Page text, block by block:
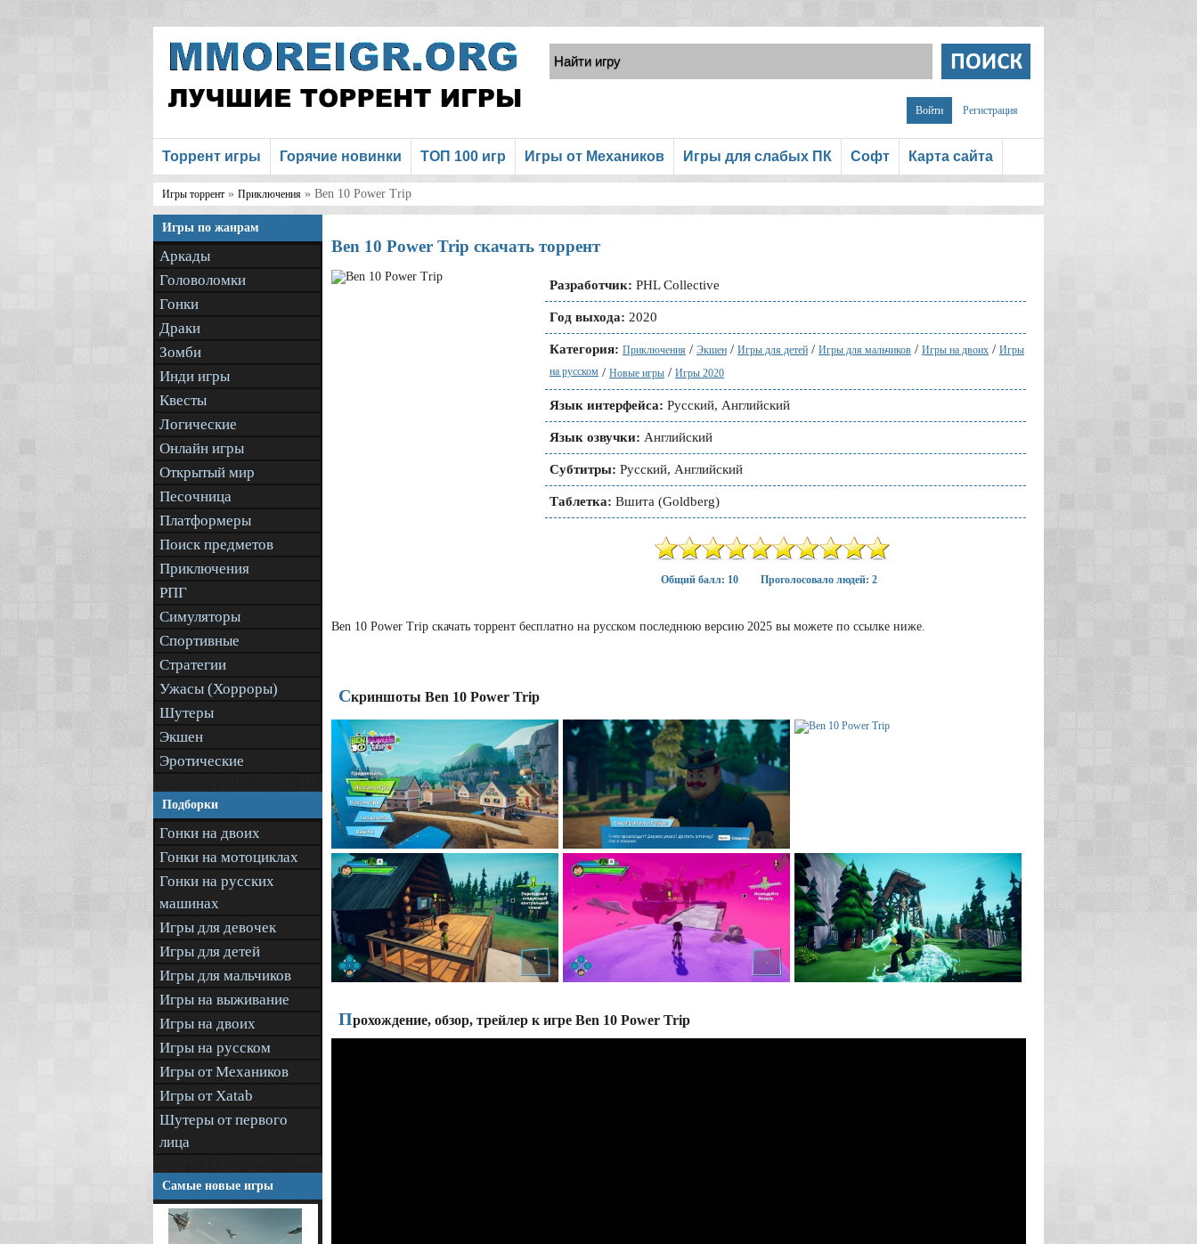
Войти Регистрация
Торрент игры Горячие новинки ТОП 100 игр Игры от Механиков Игры для слабых ПК Софт Карта сайта
Игры торрент » Приключения » Ben 10 Power Trip
Игры по жанрам
Аркады
Головоломки
Гонки
Драки
Зомби
Инди игры
Квесты
Логические
Онлайн игры
Открытый мир
Песочница
Платформеры
Поиск предметов
Приключения
РПГ
Симуляторы
Спортивные
Стратегии
Ужасы (Хорроры)
Шутеры
Экшен
Эротические
Подборки
Гонки на двоих
Гонки на мотоциклах
Гонки на русских
машинах
Игры для девочек
Игры для детей
Игры для мальчиков
Игры на выживание
Игры на двоих
Игры на русском
Игры от Механиков
Игры от Xatab
Шутеры от первого
лица
Самые новые игры
Ben 10 Power Trip скачать торрент
Разработчик: PHL Collective
Год выхода: 2020
Категория: Приключения / Экшен / Игры для детей / Игры для мальчиков / Игры на двоих / Игры
на русском / Новые игры / Игры 2020
Язык интерфейса: Русский, Английский
Язык озвучки: Английский
Субтитры: Русский, Английский
Таблетка: Вшита (Goldberg)
Общий балл: 10 Проголосовало людей: 2
Ben 10 Power Trip скачать торрент бесплатно на русском последнюю версию 2025 вы можете по ссылке ниже.
Скриншоты Ben 10 Power Trip
Прохождение, обзор, трейлер к игре Ben 10 Power Trip